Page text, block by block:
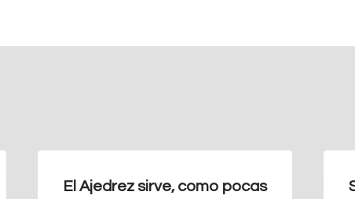
El Ajedrez sirve, como pocas